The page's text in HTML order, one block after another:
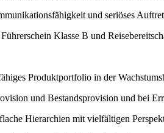
und seriöses
Klasse B und
Produktportfolio in der
und Bestandsprovision und bei
Hierarchien mit vielfältigen